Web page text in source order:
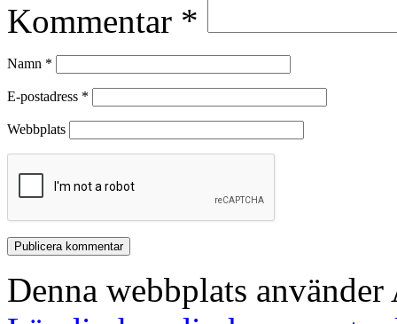
Kommentar *
Namn *
E-postadress *
Webbplats
Denna webbplats